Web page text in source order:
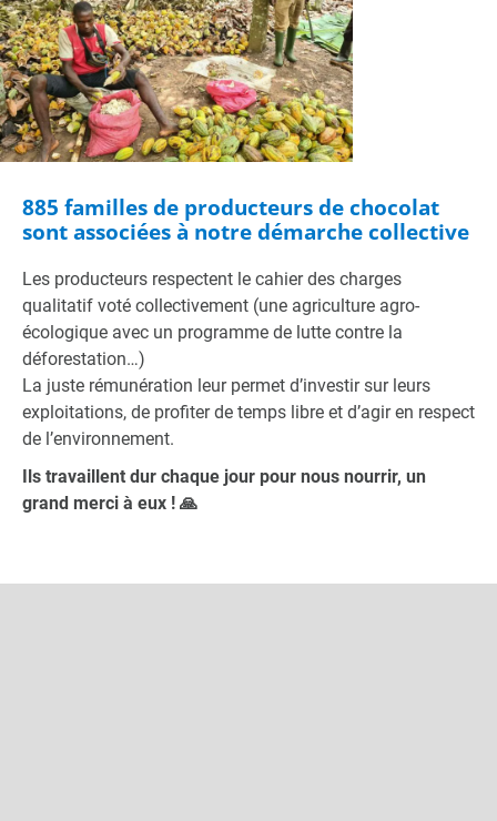
885 familles de producteurs de chocolat
sont associées à notre démarche collective
Les producteurs respectent le cahier des charges
qualitatif voté collectivement (une agriculture agro-
écologique avec un programme de lutte contre la
déforestation…)
La juste rémunération leur permet d’investir sur leurs
exploitations, de profiter de temps libre et d’agir en respect
de l’environnement.
Ils travaillent dur chaque jour pour nous nourrir, un
grand merci à eux ! 🙏